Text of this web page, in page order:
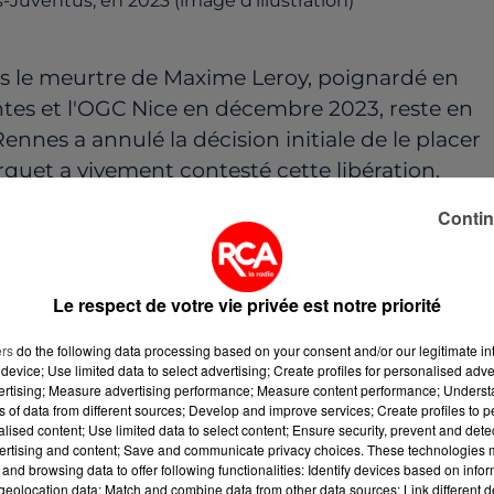
meurtre de Maxime Leroy, poignardé en
et l'OGC Nice en décembre 2023, reste en
a annulé la décision initiale de le placer
a vivement contesté cette libération.
de la Beaujoire, lors d'une violente altercation
supporter du FC Nantes, avait succombé
l’aorte. Christopher Volcime, chauffeur VTC,
était desendu dans la bagarre pour protéger
des faits et l'émotion publique suscitées par
le suspect en prison.
est également mis en examen pour
niçois présents lors de l'incident lui versent
Le respect de votre vie privée est notre priorité
do the following data processing based on your consent and/or our legitimate
Use limited data to select advertising; Create profiles for personalised
Measure advertising performance; Measure content performance;
of data from different sources; Develop and improve services; Create profiles to
content; Use limited data to select content; Ensure security, prevent and
and content; Save and communicate privacy choices. These technologies
browsing data to offer following functionalities: Identify devices based on
data; Match and combine data from other data sources; Link different